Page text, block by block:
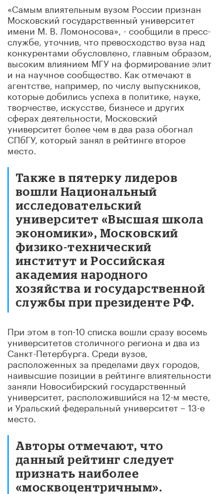
«Самым влиятельным вузом России признан
Московский государственный университет
имени М. В. Ломоносова», - сообщили в пресс-
службе, уточнив, что превосходство вуза над
конкурентами обусловлено, главным образом,
высоким влиянием МГУ на формирование элит
и на научное сообщество. Как отмечают в
агентстве, например, по числу выпускников,
которые добились успеха в политике, науке,
творчестве, искусстве, бизнесе и других
сферах деятельности, Московский
университет более чем в два раза обогнал
СПбГУ, который занял в рейтинге второе
место.
Также в пятерку лидеров
вошли Национальный
исследовательский
университет «Высшая школа
экономики», Московский
физико-технический
институт и Российская
академия народного
хозяйства и государственной
службы при президенте РФ.
При этом в топ-10 списка вошли сразу восемь
университетов столичного региона и два из
Санкт-Петербурга. Среди вузов,
расположенных за пределами двух городов,
наивысшие позиции в рейтинге влиятельности
заняли Новосибирский государственный
университет, расположившийся на 12-м месте,
и Уральский федеральный университет – 13-е
место.
Авторы отмечают, что
данный рейтинг следует
признать наиболее
«москвоцентричным».